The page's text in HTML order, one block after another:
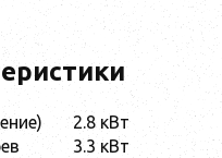
2.8 кВт
3.3 кВт